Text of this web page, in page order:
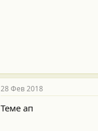
28 Фев 2018
Теме ап